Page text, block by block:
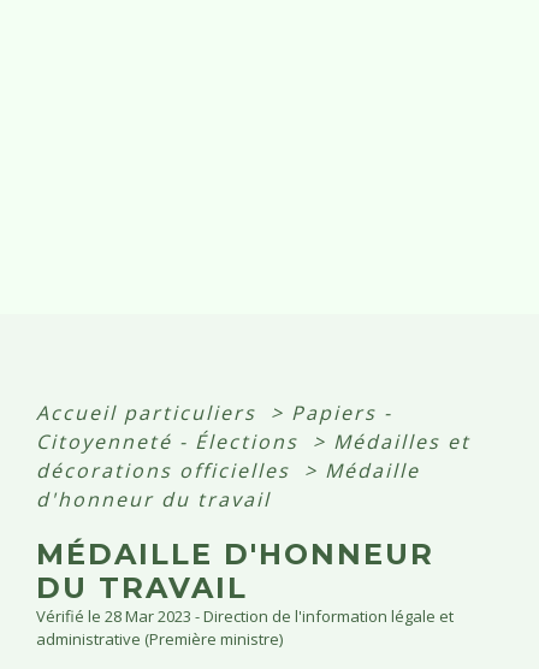
Accueil particuliers > Papiers -
Citoyenneté - Élections
> Médailles et
décorations officielles
> Médaille
d'honneur du travail
MÉDAILLE D'HONNEUR
DU TRAVAIL
Vérifié le 28 Mar 2023 - Direction de l'information légale et
administrative (Première ministre)